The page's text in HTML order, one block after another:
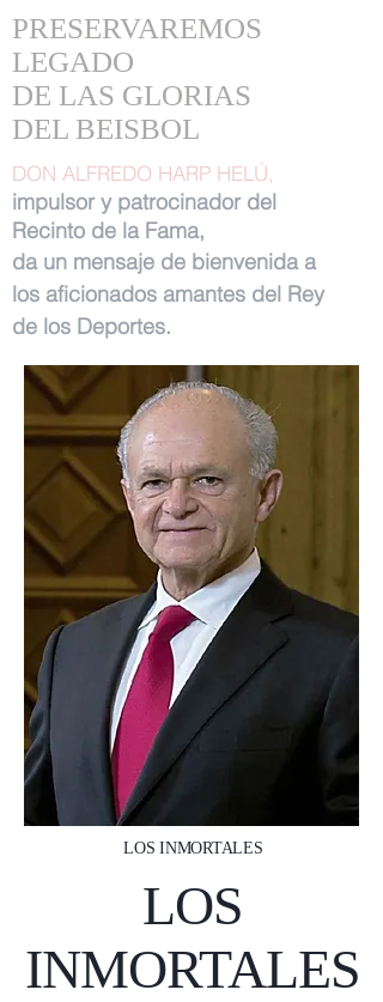
PRESERVAREMOS
LEGADO
DE LAS GLORIAS
DEL BEISBOL
DON ALFREDO HARP HELÚ,
impulsor y patrocinador del
Recinto de la Fama,
da un mensaje de bienvenida a
los aficionados amantes del Rey
de los Deportes.
LOS INMORTALES
LOS
INMORTALES